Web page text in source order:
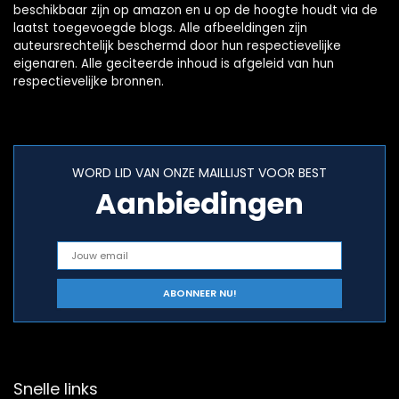
beschikbaar zijn op amazon en u op de hoogte houdt via de
laatst toegevoegde blogs. Alle afbeeldingen zijn
auteursrechtelijk beschermd door hun respectievelijke
eigenaren. Alle geciteerde inhoud is afgeleid van hun
respectievelijke bronnen.
WORD LID VAN ONZE MAILLIJST VOOR BEST
Aanbiedingen
Snelle links